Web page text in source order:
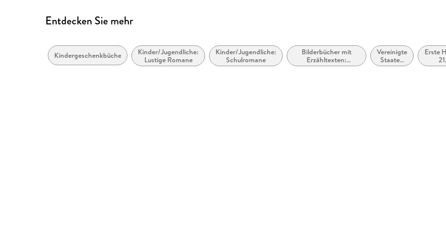
Entdecken Sie mehr
Kindergeschenkbücher
Kinder/Jugendliche:
Lustige Romane
Kinder/Jugendliche:
Schulromane
Bilderbücher mit
Erzähltexten:
Gutenachtgeschichten,
Vereinigte
Staaten
von
Erste
21.